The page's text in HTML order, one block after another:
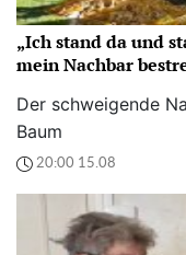
„Ich stand da und
mein Nachbar
Der schweigende
Baum
20:00 15.08